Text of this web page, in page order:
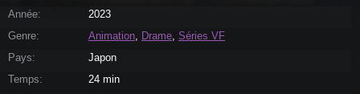
Année:
2023
Genre:
Animation, Drame, Séries VF
Pays:
Japon
Temps:
24 min